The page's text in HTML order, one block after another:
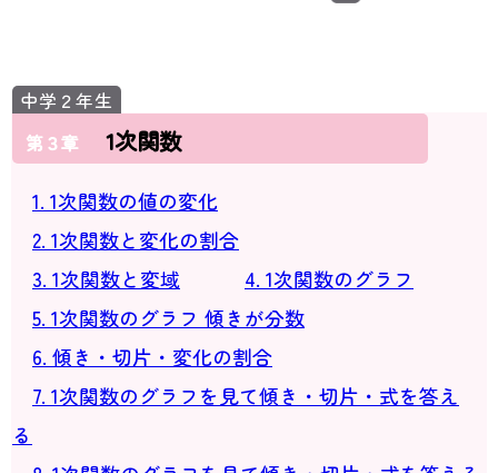
第３章 1次関数
1. 1次関数の値の変化
2. 1次関数と変化の割合
3. 1次関数と変域
4. 1次関数のグラフ
5. 1次関数のグラフ 傾きが分数
6. 傾き・切片・変化の割合
7. 1次関数のグラフを見て傾き・切片・式を答え
る